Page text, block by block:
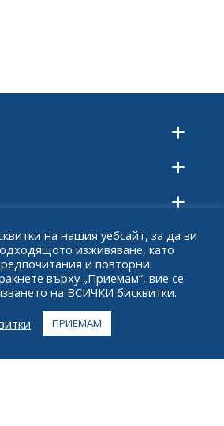
на нашия уебсайт, за да ви
изживяване, като
и повторни
върху „Приемам“, вие се
на ВСИЧКИ бисквитки.
ПРИЕМАМ